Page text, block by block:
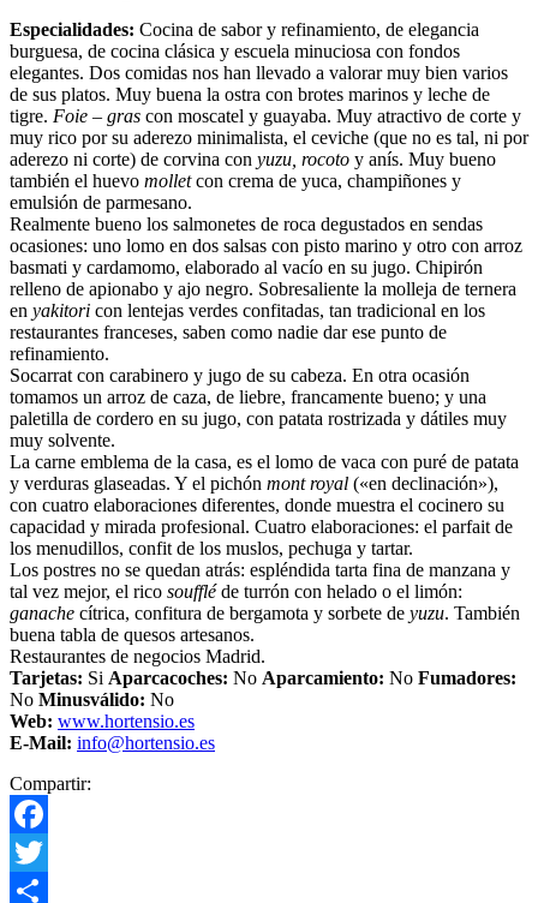
Especialidades: Cocina de sabor y refinamiento, de elegancia
burguesa, de cocina clásica y escuela minuciosa con fondos
elegantes. Dos comidas nos han llevado a valorar muy bien varios
de sus platos. Muy buena la ostra con brotes marinos y leche de
tigre. Foie – gras con moscatel y guayaba. Muy atractivo de corte y
muy rico por su aderezo minimalista, el ceviche (que no es tal, ni por
aderezo ni corte) de corvina con yuzu, rocoto y anís. Muy bueno
también el huevo molletcon crema de yuca, champiñones y
emulsión de parmesano.
Realmente bueno los salmonetes de roca degustados en sendas
ocasiones: uno lomo en dos salsas con pisto marino y otro con arroz
basmati y cardamomo, elaborado al vacío en su jugo. Chipirón
relleno de apionabo y ajo negro. Sobresaliente la molleja de ternera
en yakitori con lentejas verdes confitadas, tan tradicional en los
restaurantes franceses, saben como nadie dar ese punto de
refinamiento.
Socarrat con carabinero y jugo de su cabeza. En otra ocasión
tomamos un arroz de caza, de liebre, francamente bueno; y una
paletilla de cordero en su jugo, con patata rostrizada y dátiles muy
muy solvente.
La carne emblema de la casa, es el lomo de vaca con puré de patata
y verduras glaseadas. Y el pichón mont royal («en declinación»),
con cuatro elaboraciones diferentes, donde muestra el cocinero su
capacidad y mirada profesional. Cuatro elaboraciones: el parfait de
los menudillos, confit de los muslos, pechuga y tartar.
Los postres no se quedan atrás: espléndida tarta fina de manzana y
tal vez mejor, el rico souffléde turrón con helado o el limón:
ganache cítrica, confitura de bergamota y sorbete de yuzu. También
buena tabla de quesos artesanos.
Restaurantes de negocios Madrid.
Tarjetas: Si Aparcacoches: No Aparcamiento: No Fumadores:
No Minusválido: No
Web: www.hortensio.es
E-Mail: info@hortensio.es
Compartir:
Facebook
Twitter